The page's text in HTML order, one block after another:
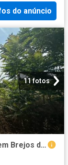
do anúncio
11 fotos
Terreno 12.000m2 para construção, em Brejos de Azeitão